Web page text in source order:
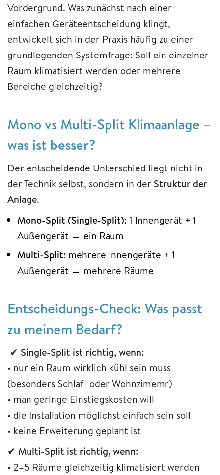
Vordergrund. Was zunächst nach einer
einfachen Geräteentscheidung klingt,
entwickelt sich in der Praxis häufig zu einer
grundlegenden Systemfrage: Soll ein einzelner
Raum klimatisiert werden oder mehrere
Bereiche gleichzeitig?
Mono vs Multi-Split Klimaanlage –
was ist besser?
Der entscheidende Unterschied liegt nicht in
der Technik selbst, sondern in der Struktur der
Anlage.
Mono-Split (Single-Split): 1 Innengerät + 1
Außengerät → ein Raum
Multi-Split: mehrere Innengeräte + 1
Außengerät → mehrere Räume
Entscheidungs-Check: Was passt
zu meinem Bedarf?
✔ Single-Split ist richtig, wenn:
• nur ein Raum wirklich kühl sein muss
(besonders Schlaf- oder Wohnzimemr)
• man geringe Einstiegskosten will
• die Installation möglichst einfach sein soll
• keine Erweiterung geplant ist
✔ Multi-Split ist richtig, wenn:
• 2–5 Räume gleichzeitig klimatisiert werden